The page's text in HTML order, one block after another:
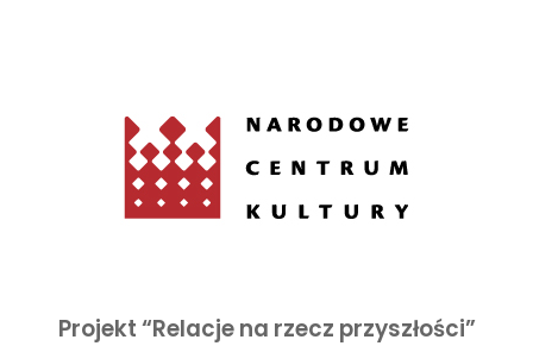
Projekt “Relacje na rzecz przyszłości”